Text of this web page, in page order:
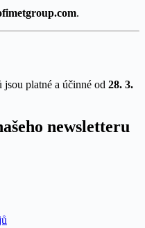
.
platné a účinné od 28. 3.
newsletteru